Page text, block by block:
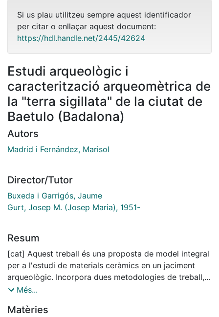
Si us plau utilitzeu sempre aquest identificador
per citar o enllaçar aquest document:
https://hdl.handle.net/2445/42624
Estudi arqueològic i
caracterització arqueomètrica de
la "terra sigillata" de la ciutat de
Baetulo (Badalona)
Autors
Madrid i Fernández, Marisol
Director/Tutor
Buxeda i Garrigós, Jaume
Gurt, Josep M. (Josep Maria), 1951-
Resum
[cat] Aquest treball és una proposta de model integral
per a l'estudi de materials ceràmics en un jaciment
arqueològic. Incorpora dues metodologies de treball,
l'arqueològica i l'arqueomètrica, cadascuna de les
sense que cap d'elles es vegi condicionada per l'altra.
Més...
Matèries